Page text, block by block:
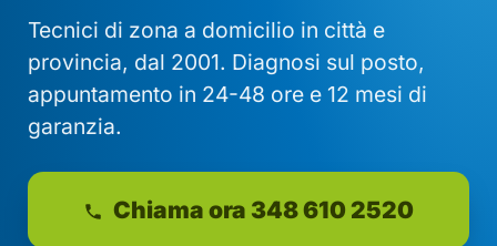
Tecnici di zona a domicilio in città e
provincia, dal 2001. Diagnosi sul posto,
appuntamento in 24-48 ore e 12 mesi di
garanzia.
Chiama ora 348 610 2520